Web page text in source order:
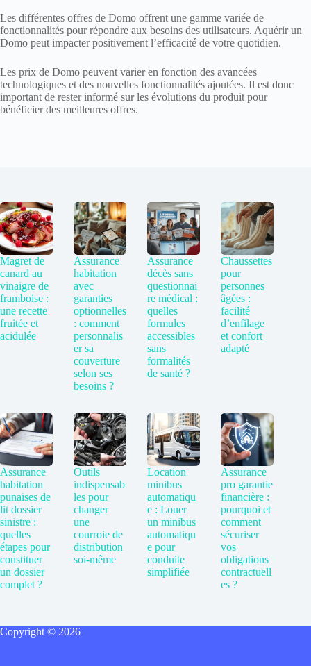
Les différentes offres de Domo offrent une gamme variée de
fonctionnalités pour répondre aux besoins des utilisateurs. Aquérir un
Domo peut impacter positivement l’efficacité de votre quotidien.
Les prix de Domo peuvent varier en fonction des avancées
technologiques et des nouvelles fonctionnalités ajoutées. Il est donc
important de rester informé sur les évolutions du produit pour
bénéficier des meilleures offres.
Magret de
canard au
vinaigre de
framboise :
une recette
fruitée et
acidulée
Assurance
habitation
avec
garanties
optionnelles
: comment
personnalis
er sa
couverture
selon ses
besoins ?
Assurance
décès sans
questionnai
re médical :
quelles
formules
accessibles
sans
formalités
de santé ?
Chaussettes
pour
personnes
âgées :
facilité
d’enfilage
et confort
adapté
Assurance
habitation
punaises de
lit dossier
sinistre :
quelles
étapes pour
constituer
un dossier
complet ?
Outils
indispensab
les pour
changer
une
courroie de
distribution
soi-même
Location
minibus
automatiqu
e : Louer
un minibus
automatiqu
e pour
conduite
simplifiée
Assurance
pro garantie
financière :
pourquoi et
comment
sécuriser
vos
obligations
contractuell
es ?
Copyright © 2026